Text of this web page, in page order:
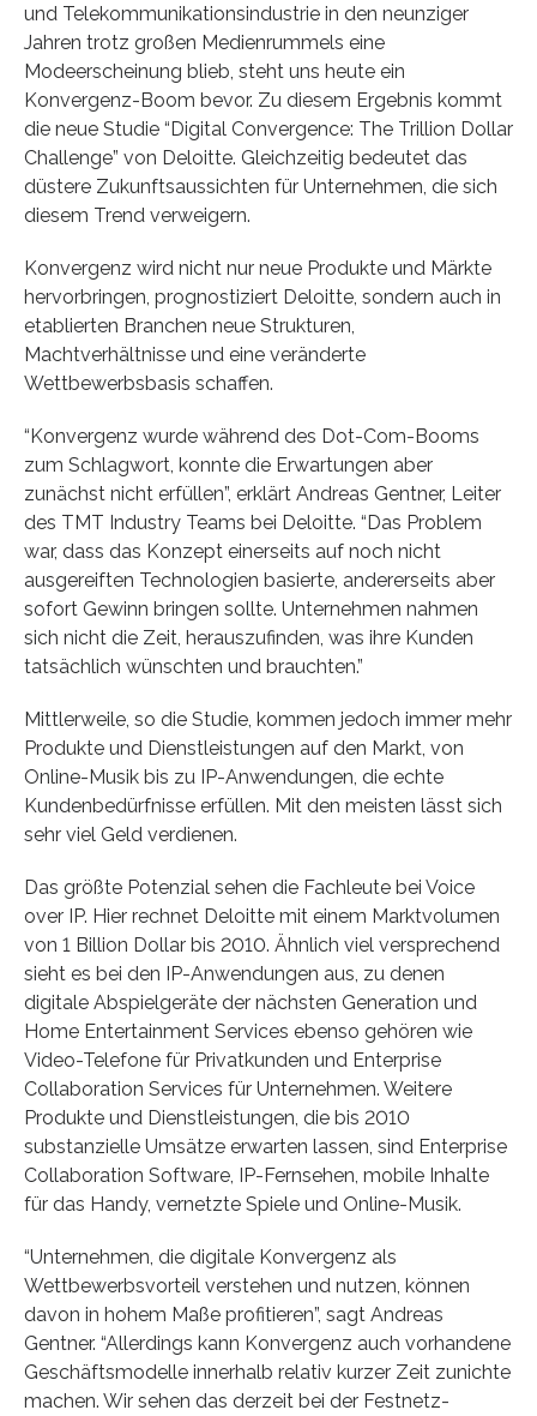
und Telekommunikationsindustrie in den neunziger
Jahren trotz großen Medienrummels eine
Modeerscheinung blieb, steht uns heute ein
Konvergenz-Boom bevor. Zu diesem Ergebnis kommt
die neue Studie “Digital Convergence: The Trillion Dollar
Challenge” von Deloitte. Gleichzeitig bedeutet das
düstere Zukunftsaussichten für Unternehmen, die sich
diesem Trend verweigern.
Konvergenz wird nicht nur neue Produkte und Märkte
hervorbringen, prognostiziert Deloitte, sondern auch in
etablierten Branchen neue Strukturen,
Machtverhältnisse und eine veränderte
Wettbewerbsbasis schaffen.
“Konvergenz wurde während des Dot-Com-Booms
zum Schlagwort, konnte die Erwartungen aber
zunächst nicht erfüllen”, erklärt Andreas Gentner, Leiter
des TMT Industry Teams bei Deloitte. “Das Problem
war, dass das Konzept einerseits auf noch nicht
ausgereiften Technologien basierte, andererseits aber
sofort Gewinn bringen sollte. Unternehmen nahmen
sich nicht die Zeit, herauszufinden, was ihre Kunden
tatsächlich wünschten und brauchten.”
Mittlerweile, so die Studie, kommen jedoch immer mehr
Produkte und Dienstleistungen auf den Markt, von
Online-Musik bis zu IP-Anwendungen, die echte
Kundenbedürfnisse erfüllen. Mit den meisten lässt sich
sehr viel Geld verdienen.
Das größte Potenzial sehen die Fachleute bei Voice
over IP. Hier rechnet Deloitte mit einem Marktvolumen
von 1 Billion Dollar bis 2010. Ähnlich viel versprechend
sieht es bei den IP-Anwendungen aus, zu denen
digitale Abspielgeräte der nächsten Generation und
Home Entertainment Services ebenso gehören wie
Video-Telefone für Privatkunden und Enterprise
Collaboration Services für Unternehmen. Weitere
Produkte und Dienstleistungen, die bis 2010
substanzielle Umsätze erwarten lassen, sind Enterprise
Collaboration Software, IP-Fernsehen, mobile Inhalte
für das Handy, vernetzte Spiele und Online-Musik.
“Unternehmen, die digitale Konvergenz als
Wettbewerbsvorteil verstehen und nutzen, können
davon in hohem Maße profitieren”, sagt Andreas
Gentner. “Allerdings kann Konvergenz auch vorhandene
Geschäftsmodelle innerhalb relativ kurzer Zeit zunichte
machen. Wir sehen das derzeit bei der Festnetz-